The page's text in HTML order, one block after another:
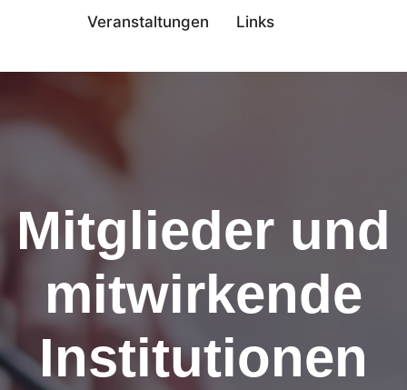
Veranstaltungen Links
Mitglieder und
mitwirkende
Institutionen